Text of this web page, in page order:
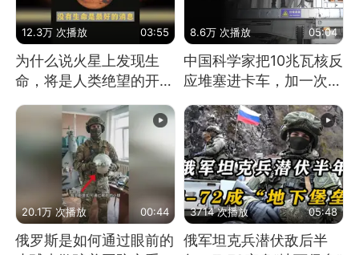
12.3万 次播放 03:55
为什么说火星上发现生
命，将是人类绝望的开
始？
8.6万 次播放 05:04
中国科学家把10兆瓦核反
应堆塞进卡车，加一次燃
料能跑几十年
20.1万 次播放 00:44
俄罗斯是如何通过眼前的
3714 次播放 05:48
俄军坦克兵潜伏敌后半